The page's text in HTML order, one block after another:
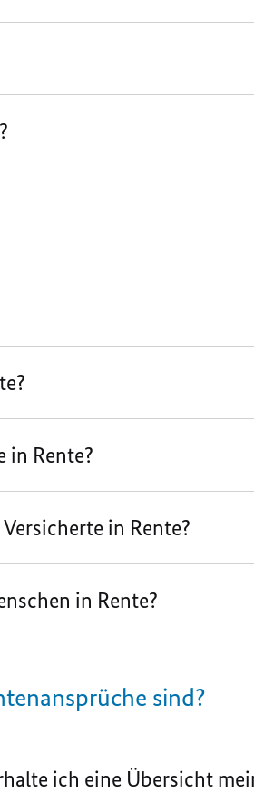
in Rente?
in Rente?
in Rente?
sind?
ich eine Übersicht